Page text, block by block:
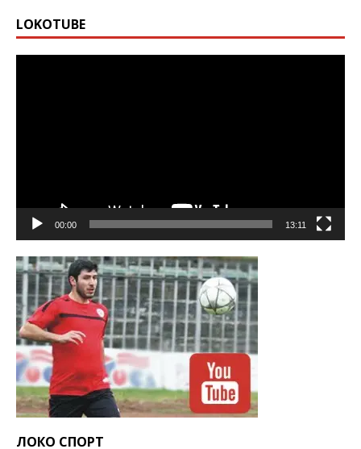
LOKOTUBE
00:00 13:11
ЛОКО СПОРТ